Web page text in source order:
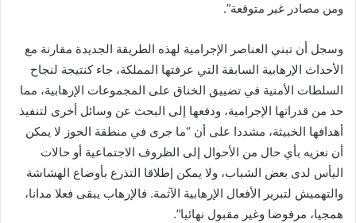
ومن مصادر غير متوقعة”.
وسجل أن تبني العناصر الإجرامية لهذه الطريقة الجديدة مقارنة مع
الأحداث الإرهابية السابقة التي عرفتها المملكة، جاء كنتيجة لنجاح
السلطات الأمنية في تضييق الخناق على المجموعات الإرهابية، مما
حد من قدراتها الإجرامية، ودفعها إلى البحث عن وسائل أخرى لتنفيذ
أهدافها الخبيثة، مشددا على أن “ما جرى في منطقة الحوز لا يمكن
أن نعزيه بأي حال من الأحوال إلى الظروف الاجتماعية أو حالات
اليأس لدى بعض الشباب، ولا يمكن إطلاقا التذرع بأوضاع الهشاشة
والتهميش لتبرير الأفعال الإرهابية الآثمة. فالإرهاب يبقى فعلا مدانا،
همجيا، مرفوضا وغير مقبول نهائيا”.